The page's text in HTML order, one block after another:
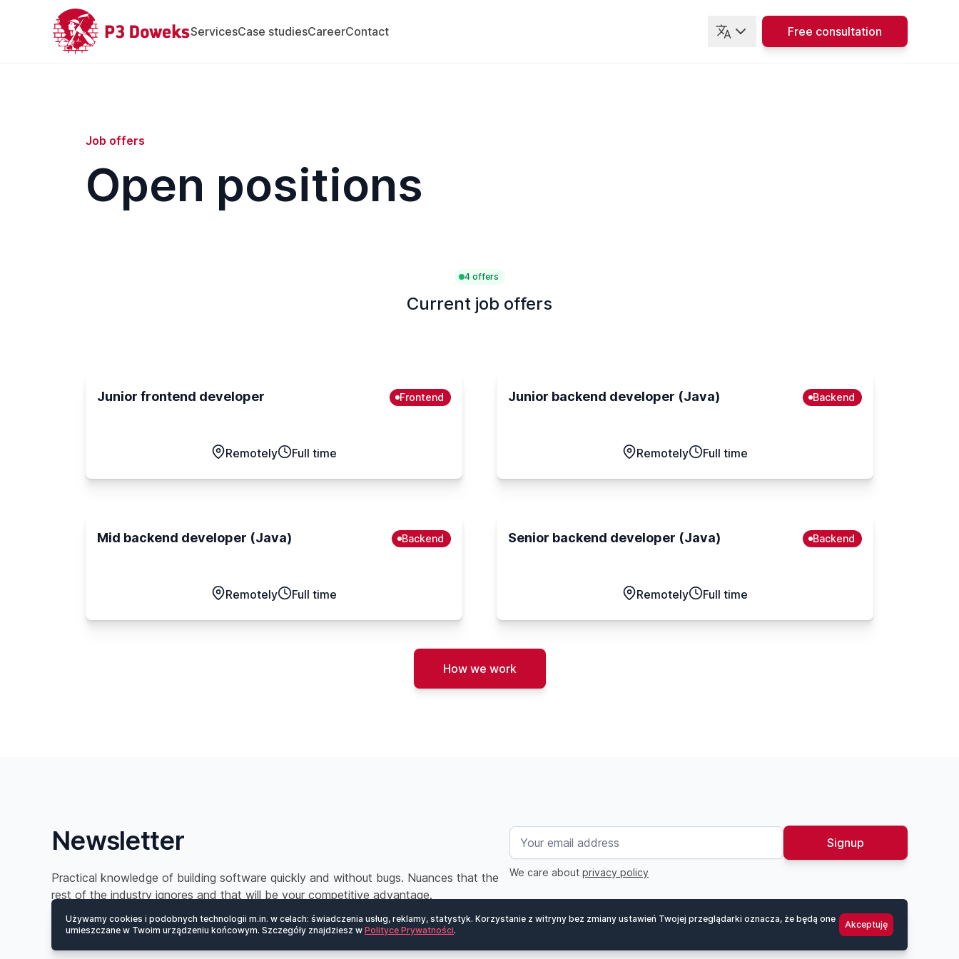
ServicesCase studiesCareerContact Free consultation
Job offers
Open positions
4 offers
Current job offers
Junior frontend developer Frontend
Remotely Full time
Junior backend developer (Java) Backend
Remotely Full time
Mid backend developer (Java) Backend
Remotely Full time
Senior backend developer (Java) Backend
Remotely Full time
How we work
Newsletter
Practical knowledge of building software quickly and without bugs. Nuances that the
rest of the industry ignores and that will be your competitive advantage.
Signup
We care about privacy policy
Używamy cookies i podobnych technologii m.in. w celach: świadczenia usług, reklamy, statystyk. Korzystanie z witryny bez zmiany ustawień Twojej przeglądarki oznacza, że będą one
umieszczane w Twoim urządzeniu końcowym. Szczegóły znajdziesz w Polityce Prywatności.
Akceptuję